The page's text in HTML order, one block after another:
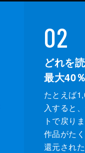
02
どれを
最大40％
たとえば
入すると
トで戻り
作品がた
還元され